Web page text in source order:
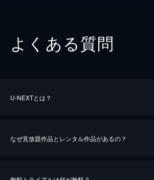
よくある質問
U-NEXTとは？
なぜ見放題作品とレンタル作品があるの？